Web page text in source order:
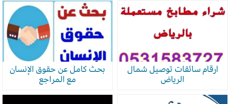
ارقام سائقات توصيل شمال
الرياض
بحث كامل عن حقوق الإنسان
مع المراجع